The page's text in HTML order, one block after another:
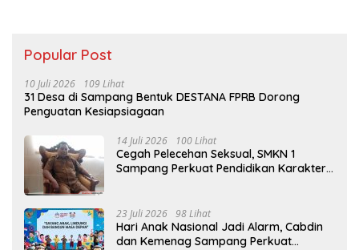
Popular Post
10 Juli 2026 109 Lihat
31 Desa di Sampang Bentuk DESTANA FPRB Dorong
Penguatan Kesiapsiagaan
14 Juli 2026 100 Lihat
Cegah Pelecehan Seksual, SMKN 1
Sampang Perkuat Pendidikan Karakter
23 Juli 2026 98 Lihat
Hari Anak Nasional Jadi Alarm, Cabdin
dan Kemenag Sampang Perkuat